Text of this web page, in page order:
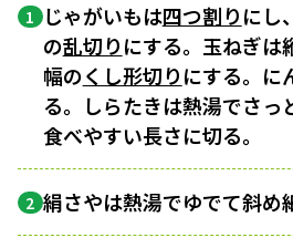
1 じゃがいもは四つ割りにし
の乱切りにする。玉ねぎは
幅のくし形切りにする。に
る。しらたきは熱湯でさっ
食べやすい長さに切る。
2 絹さやは熱湯でゆでて斜め